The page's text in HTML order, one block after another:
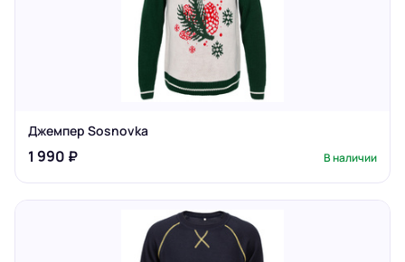
Джемпер Sosnovka
1 990 ₽ В наличии